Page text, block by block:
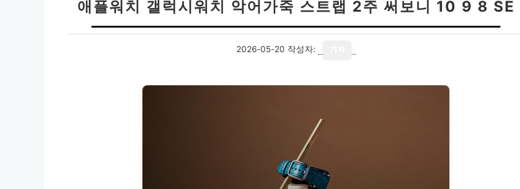
애플워치 갤럭시워치 악어가죽 스트랩 2주 써보니 10 9 8 SE
2026-05-20 작성자: